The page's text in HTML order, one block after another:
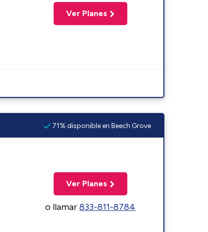
Ver Planes
71% disponible en Beech Grove
Ver Planes
o llamar833-811-8784